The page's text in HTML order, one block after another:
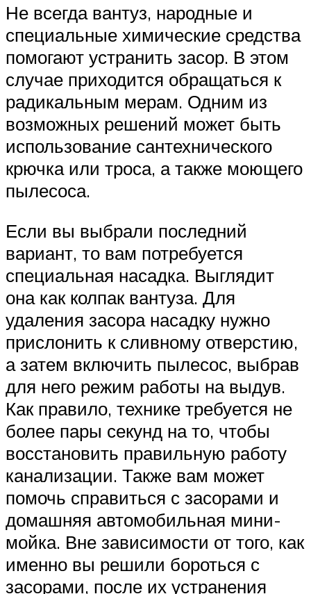
Не всегда вантуз, народные и
специальные химические средства
помогают устранить засор. В этом
случае приходится обращаться к
радикальным мерам. Одним из
возможных решений может быть
использование сантехнического
крючка или троса, а также моющего
пылесоса.
Если вы выбрали последний
вариант, то вам потребуется
специальная насадка. Выглядит
она как колпак вантуза. Для
удаления засора насадку нужно
прислонить к сливному отверстию,
а затем включить пылесос, выбрав
для него режим работы на выдув.
Как правило, технике требуется не
более пары секунд на то, чтобы
восстановить правильную работу
канализации. Также вам может
помочь справиться с засорами и
домашняя автомобильная мини-
мойка. Вне зависимости от того, как
именно вы решили бороться с
засорами, после их устранения